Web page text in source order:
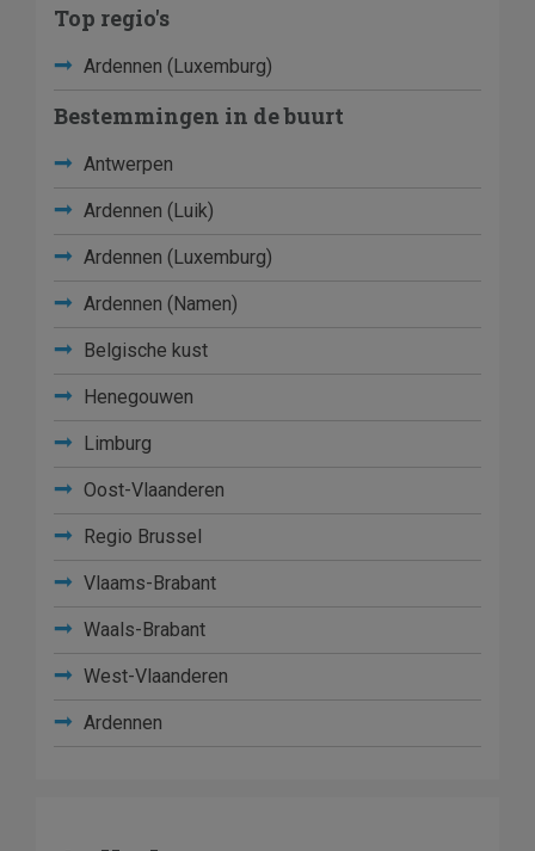
Top regio's
Ardennen (Luxemburg)
Bestemmingen in de buurt
Antwerpen
Ardennen (Luik)
Ardennen (Luxemburg)
Ardennen (Namen)
Belgische kust
Henegouwen
Limburg
Oost-Vlaanderen
Regio Brussel
Vlaams-Brabant
Waals-Brabant
West-Vlaanderen
Ardennen